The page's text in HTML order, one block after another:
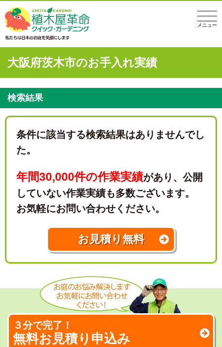
メニュー
大阪府茨木市のお手入れ実績
検索結果
条件に該当する検索結果はありませんでし
た。
年間30,000件の作業実績があり、 公開
していない作業実績も多数ございます。
お気軽にお問い合わせください。
お見積り無料
３分で完了！
無料お見積り申込み